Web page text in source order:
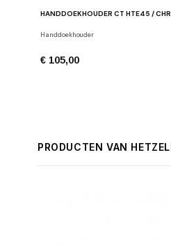
HANDDOEKHOUDER CT HTE45 /
Handdoekhouder
€ 105,00
PRODUCTEN VAN